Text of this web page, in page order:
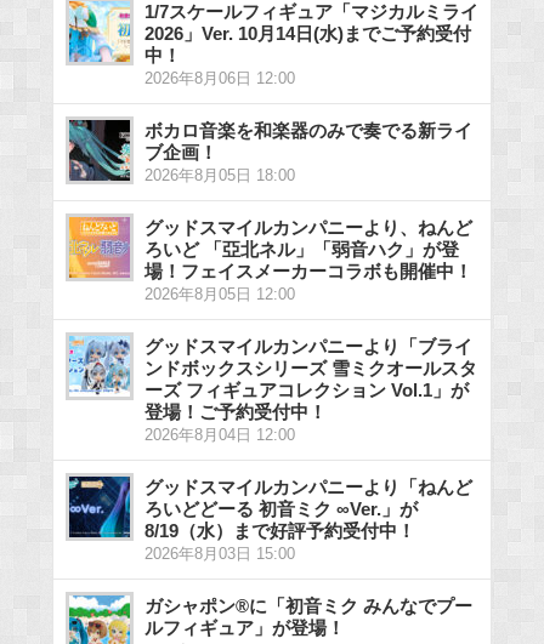
1/7スケールフィギュア「マジカルミライ
2026」Ver. 10月14日(水)までご予約受付
中！
2026年8月06日 12:00
ボカロ音楽を和楽器のみで奏でる新ライ
ブ企画！
2026年8月05日 18:00
グッドスマイルカンパニーより、ねんど
ろいど 「亞北ネル」「弱音ハク」が登
場！フェイスメーカーコラボも開催中！
2026年8月05日 12:00
グッドスマイルカンパニーより「ブライ
ンドボックスシリーズ 雪ミクオールスタ
ーズ フィギュアコレクション Vol.1」が
登場！ご予約受付中！
2026年8月04日 12:00
グッドスマイルカンパニーより「ねんど
ろいどどーる 初音ミク ∞Ver.」が
8/19（水）まで好評予約受付中！
2026年8月03日 15:00
ガシャポン®に「初音ミク みんなでプー
ルフィギュア」が登場！